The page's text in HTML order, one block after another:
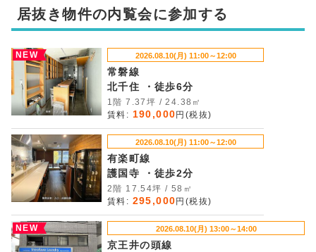
居抜き物件の内覧会に参加する
NEW 2026.08.10(月) 11:00～12:00
常磐線
北千住 ・徒歩6分
1階 7.37坪 / 24.38㎡
賃料: 190,000 円(税抜)
2026.08.10(月) 11:00～12:00
有楽町線
護国寺 ・徒歩2分
2階 17.54坪 / 58㎡
賃料: 295,000 円(税抜)
NEW 2026.08.10(月) 13:00～14:00
京王井の頭線